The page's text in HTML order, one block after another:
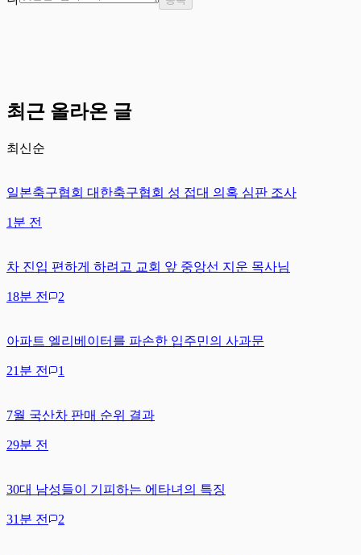
최근 올라온 글
최신순
일본축구협회 대한축구협회 성 접대 의혹 심판 조사
1분 전
차 진입 편하게 하려고 교회 앞 중앙선 지운 목사님
18분 전 2
아파트 엘리베이터를 파손한 입주민의 사과문
21분 전 1
7월 국산차 판매 순위 결과
29분 전
30대 남성들이 기피하는 에타녀의 특징
31분 전 2